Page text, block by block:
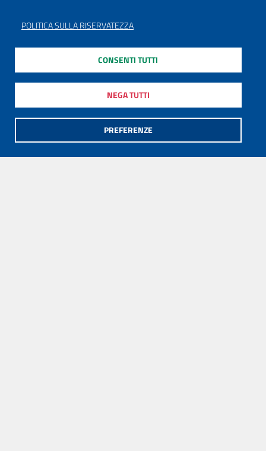
POLITICA SULLA RISERVATEZZA
PREFERENZE
NEGA TUTTI
CONSENTI TUTTI